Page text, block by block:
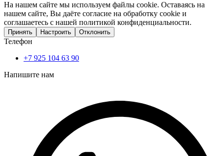
На нашем сайте мы используем файлы cookie. Оставаясь на
нашем сайте, Вы даёте согласие на обработку cookie и
соглашаетесь с нашей политикой конфиденциальности.
Принять Настроить Отклонить
Телефон
+7 925 104 63 90
Напишите нам